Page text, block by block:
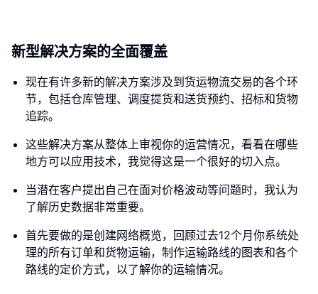
新型解决方案的全面覆盖
现在有许多新的解决方案涉及到货运物流交易的各个环
节，包括仓库管理、调度提货和送货预约、招标和货物
追踪。
这些解决方案从整体上审视你的运营情况，看看在哪些
地方可以应用技术，我觉得这是一个很好的切入点。
当潜在客户提出自己在面对价格波动等问题时，我认为
了解历史数据非常重要。
首先要做的是创建网络概览，回顾过去12个月你系统处
理的所有订单和货物运输，制作运输路线的图表和各个
路线的定价方式，以了解你的运输情况。